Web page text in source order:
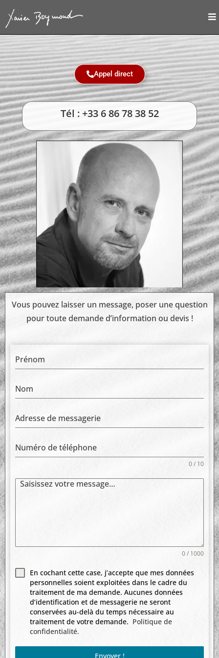
Appel direct
Tél : +33 6 86 78 38 52
Vous pouvez laisser un message, poser une question
pour toute demande d’information ou devis !
0 / 10
0 / 1000
En cochant cette case, j’accepte que mes données
personnelles soient exploitées dans le cadre du
traitement de ma demande. Aucunes données
d’identification et de messagerie ne seront
conservées au-delà du temps nécessaire au
traitement de votre demande. Politique de
confidentialité.
Envoyer !